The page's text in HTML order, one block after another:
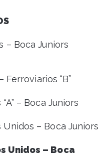
– Boca Juniors
Ferroviarios “B”
– Boca Juniors
Unidos – Boca Juniors
Unidos – Boca